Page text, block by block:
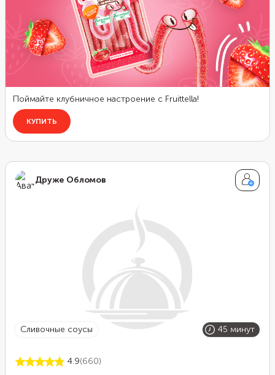
Друже Обломов
сливочные соусы 45 минут
4.9(660)